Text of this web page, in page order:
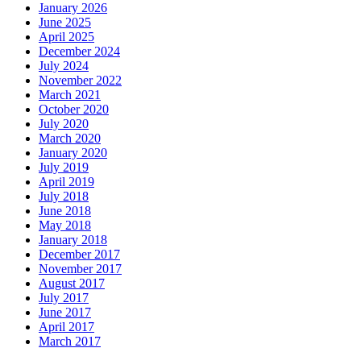
January 2026
June 2025
April 2025
December 2024
July 2024
November 2022
March 2021
October 2020
July 2020
March 2020
January 2020
July 2019
April 2019
July 2018
June 2018
May 2018
January 2018
December 2017
November 2017
August 2017
July 2017
June 2017
April 2017
March 2017